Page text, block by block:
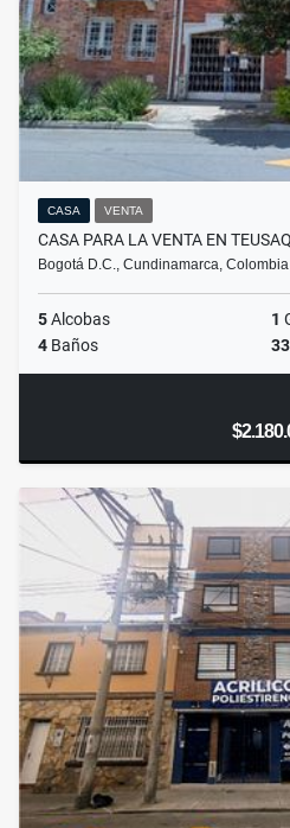
CASA VENTA
CASA PARA LA VENTA EN
Bogotá D.C., Cundinamarca, Colombia
5Alcobas 1
4 Baños